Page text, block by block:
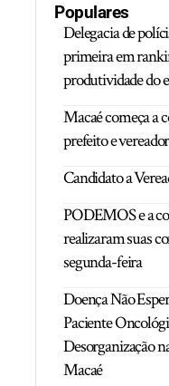
Populares
Delegacia de
primeira em
produtividade do
Macaé começa a
prefeito e vereador
Candidato a
PODEMOS e a
realizaram suas
segunda-feira
Doença Não
Paciente
Desorganização
Macaé